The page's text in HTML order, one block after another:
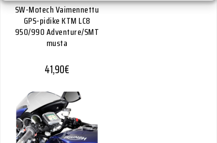
SW-Motech Vaimennettu
GPS-pidike KTM LC8
950/990 Adventure/SMT
musta
41,90€